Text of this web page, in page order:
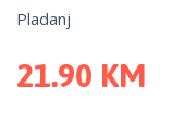
Pladanj
21.90 KM